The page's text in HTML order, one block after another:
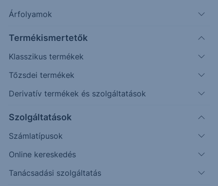
Árfolyamok
Termékismertetők
Klasszikus termékek
Tőzsdei termékek
Derivatív termékek és szolgáltatások
Szolgáltatások
Számlatípusok
Online kereskedés
Tanácsadási szolgáltatás
Napos